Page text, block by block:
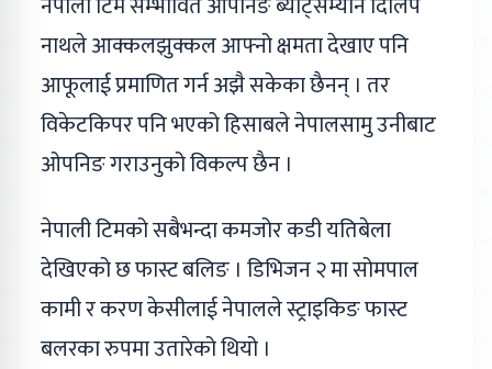
नाथले आक्कलझुक्कल आफ्नो क्षमता देखाए पनि
आफूलाई प्रमाणित गर्न अझै सकेका छैनन् । तर
विकेटकिपर पनि भएको हिसाबले नेपालसामु उनीबाट
ओपनिङ गराउनुको विकल्प छैन ।
नेपाली टिमको सबैभन्दा कमजोर कडी यतिबेला
देखिएको छ फास्ट बलिङ । डिभिजन २ मा सोमपाल
कामी र करण केसीलाई नेपालले स्ट्राइकिङ फास्ट
बलरका रुपमा उतारेको थियो ।